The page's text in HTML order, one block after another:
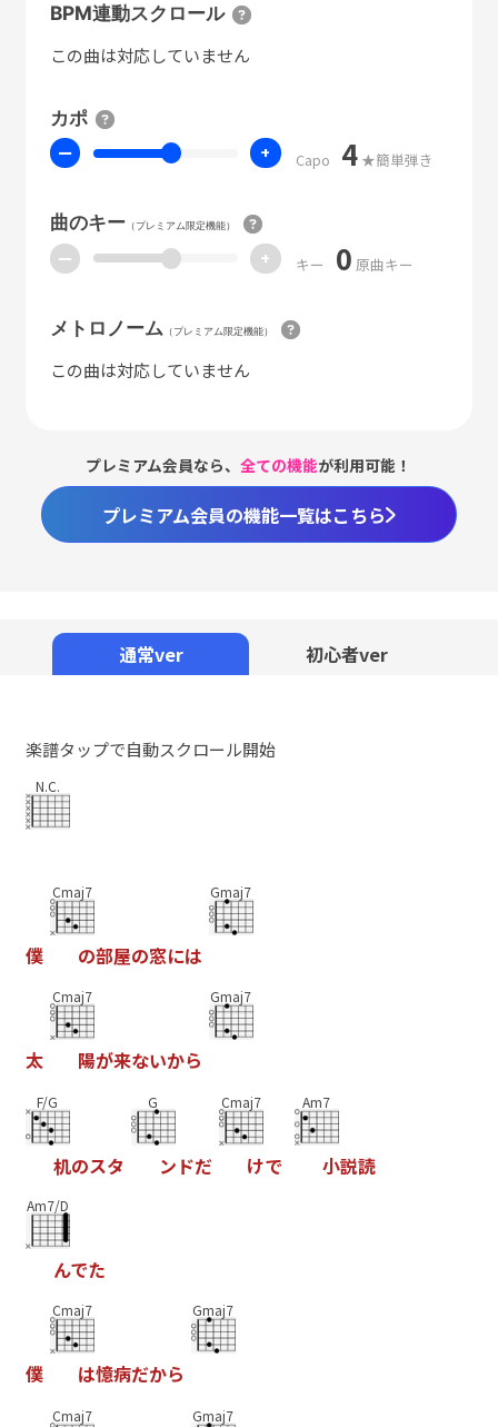
BPM連動スクロール
この曲は対応していません
カポ
ー + Capo 4 ★簡単弾き
曲のキー（プレミアム限定機能）
ー + キー 0 原曲キー
メトロノーム （プレミアム限定機能）
この曲は対応していません
プレミアム会員なら、全ての機能が利用可能！
プレミアム会員の機能一覧はこちら
通常ver 初心者ver
楽譜タップで自動スクロール開始
N.C.
僕
Cmaj7
の部屋の窓には
Gmaj7
太
Cmaj7
陽が来ないから
Gmaj7
F/G
机のスタ
G
ン ドだ
Cmaj7
けで
Am7
小説読
Am7/D
んでた
僕
Cmaj7
は憶病だから
Gmaj7
Cmaj7 Gmaj7